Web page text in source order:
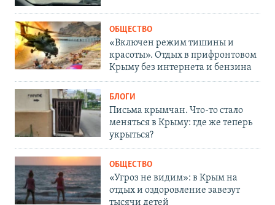
ОБЩЕСТВО
«Включен режим тишины и
красоты». Отдых в прифронтовом
Крыму без интернета и бензина
БЛОГИ
Письма крымчан. Что-то стало
меняться в Крыму: где же теперь
укрыться?
ОБЩЕСТВО
«Угроз не видим»: в Крым на
отдых и оздоровление завезут
тысячи детей